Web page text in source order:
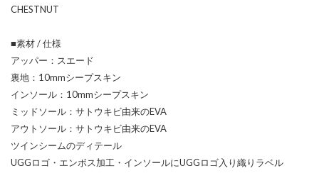
CHESTNUT
■素材 / 仕様
アッパー：スエード
裏地：10mmシープスキン
インソール：10mmシープスキン
ミッドソール：サトウキビ由来のEVA
アウトソール：サトウキビ由来のEVA
ツインシームのディテール
UGGロゴ・エンボス加工・インソールにUGGロゴ入り織りラベル